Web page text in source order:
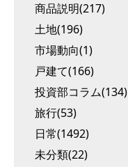
商品説明(217)
土地(196)
市場動向(1)
戸建て(166)
投資部コラム(134)
旅行(53)
日常(1492)
未分類(22)